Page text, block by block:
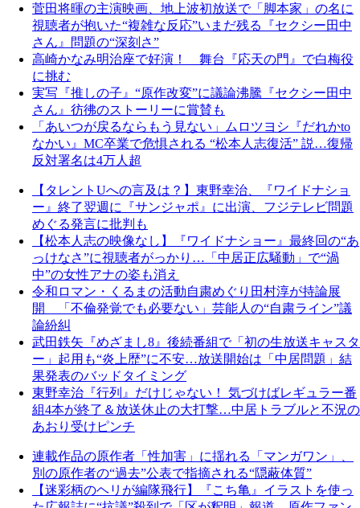
菅田将暉の主演映画、地上波初放送で「脚本家」の名に
視聴者が抱いた“複雑な反応”いまだ残る『セクシー田中
さん』問題の“深刻さ”
高崎かなみ明治座で好演！ 舞台『応天の門』で白梅役
に挑む
実写『推しの子』“原作改変”に議論沸騰『セクシー田中
さん』彷彿のストーリーに賞賛も
「あいつが戻るならもう見ない」ムロツヨシ『だれかto
なかい』MC卒業で危惧される “松本人志復活” 説…復帰
反対署名は4万人超
【タレントUへの言及は？】東野幸治、『ワイドナショ
ー』終了翌週に『サンジャポ』に出演、フジテレビ問題
めぐる発言に批判も
【松本人志の映像なし】『ワイドナショー』最終回の“あ
っけなさ”に視聴者がっかり…「中居正広騒動」で“渦
中”の女性アナの姿も消え
令和ロマン・くるまの活動自粛めぐり田村淳が持論展
開 「不倫発覚でも必要ない」芸能人の“自粛ライン”議
論紛糾
武田鉄矢『めざまし8』後続番組で「初の生放送キャスタ
ー」起用も“炎上歴”に不安…放送開始は「中居問題」結
果発表のバッドタイミング
東野幸治『行列』だけじゃない！ 気づけばレギュラー番
組4本が終了＆放送休止の大打撃…中居トラブルと不況の
あおり受けピンチ
連載作品の原作者「性加害」に揺れる「マンガワン」、
別の原作者の“過去”公表で指摘される“隠蔽体質”
【迷彩柄のヘリが編隊飛行】『こち亀』イラストを使っ